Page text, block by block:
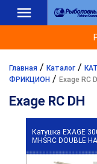
Главная / Каталог /
ФРИКЦИОН / Exage RC
Exage RC DH
Катушка EXAGE
MHSRC DOUBLE